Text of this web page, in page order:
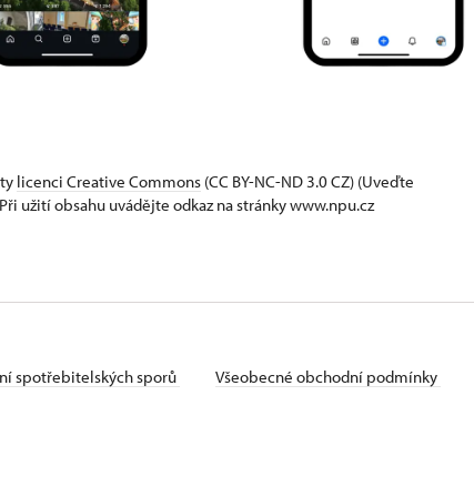
licenci Creative Commons (CC BY-NC-ND 3.0 CZ) (Uveďte
užití obsahu uvádějte odkaz na stránky www.npu.cz
spotřebitelských sporů Všeobecné obchodní podmínky